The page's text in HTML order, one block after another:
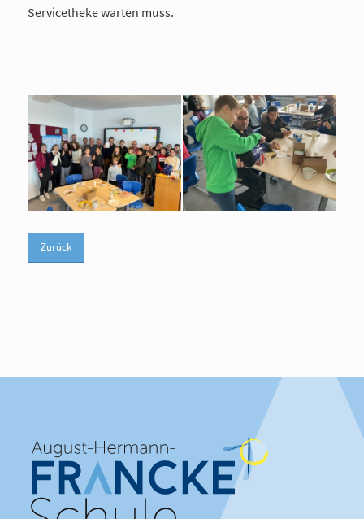
Servicetheke warten muss.
Zurück